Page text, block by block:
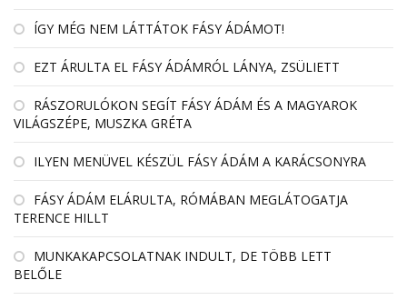
ÍGY MÉG NEM LÁTTÁTOK FÁSY ÁDÁMOT!
EZT ÁRULTA EL FÁSY ÁDÁMRÓL LÁNYA, ZSÜLIETT
RÁSZORULÓKON SEGÍT FÁSY ÁDÁM ÉS A MAGYAROK
VILÁGSZÉPE, MUSZKA GRÉTA
ILYEN MENÜVEL KÉSZÜL FÁSY ÁDÁM A KARÁCSONYRA
FÁSY ÁDÁM ELÁRULTA, RÓMÁBAN MEGLÁTOGATJA
TERENCE HILLT
MUNKAKAPCSOLATNAK INDULT, DE TÖBB LETT
BELŐLE